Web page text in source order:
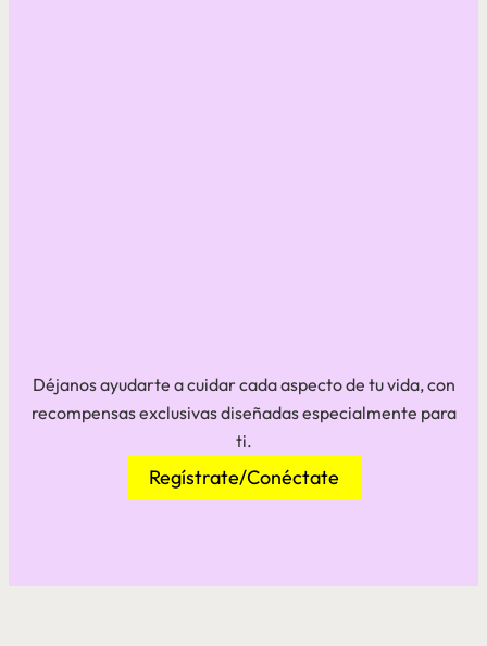
Déjanos ayudarte a cuidar cada aspecto de tu vida, con
recompensas exclusivas diseñadas especialmente para
ti.
Regístrate/Conéctate